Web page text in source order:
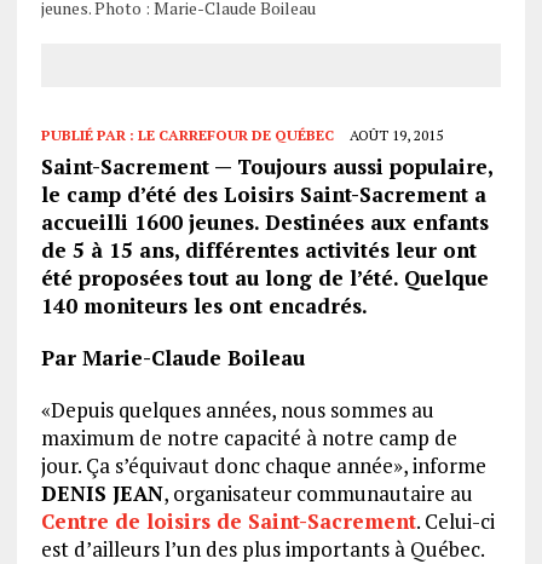
jeunes. Photo : Marie-Claude Boileau
PUBLIÉ PAR : LE CARREFOUR DE QUÉBEC AOÛT 19, 2015
Saint-Sacrement — Toujours aussi populaire,
le camp d’été des Loisirs Saint-Sacrement a
accueilli 1600 jeunes. Destinées aux enfants
de 5 à 15 ans, différentes activités leur ont
été proposées tout au long de l’été. Quelque
140 moniteurs les ont encadrés.
Par Marie-Claude Boileau
«Depuis quelques années, nous sommes au
maximum de notre capacité à notre camp de
jour. Ça s’équivaut donc chaque année», informe
DENIS JEAN, organisateur communautaire au
Centre de loisirs de Saint-Sacrement. Celui-ci
est d’ailleurs l’un des plus importants à Québec.